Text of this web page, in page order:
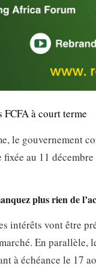
à court terme
le gouvernement
fixée au 11
plus rien de
intérêts vont être
En
à échéance le 17